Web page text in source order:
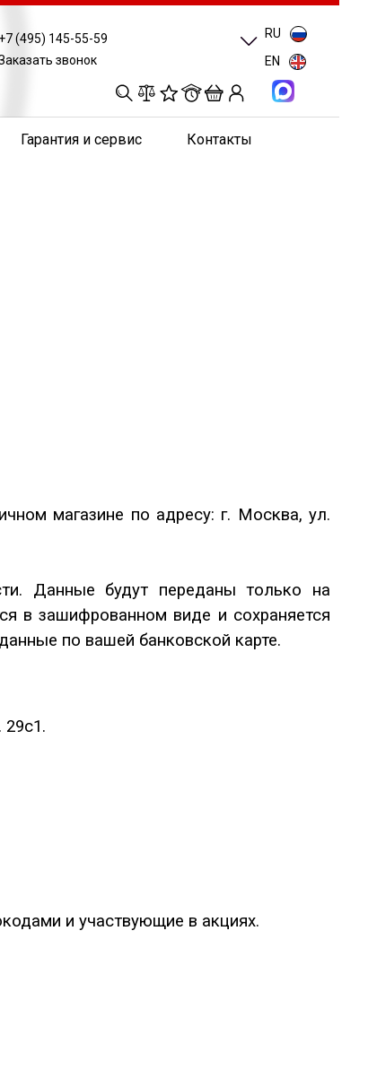
+7 (495) 145-55-59
звонок
0
RU
EN
Гарантия и сервис Контакты
магазине по адресу: г. Москва, ул.
Данные будут переданы только на
в зашифрованном виде и сохраняется
по вашей банковской карте.
и участвующие в акциях.